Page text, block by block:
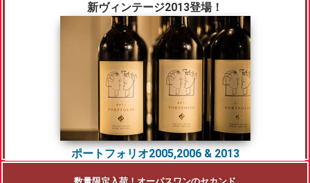
新ヴィンテージ2013登場！
ポートフォリオ2005,2006 & 2013